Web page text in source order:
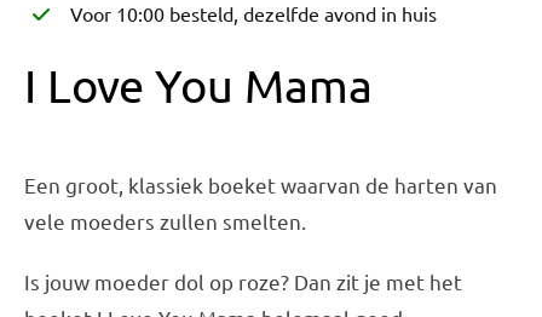
Voor 10:00 besteld, dezelfde avond in huis
I Love You Mama
Een groot, klassiek boeket waarvan de harten van
vele moeders zullen smelten.
Is jouw moeder dol op roze? Dan zit je met het